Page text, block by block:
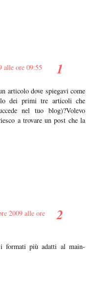
alle ore 09:55
articolo dove spiegavi come
dei primi tre articoli che
nel tuo blog)?Volevo
a trovare un post che la
2009 alle ore
più adatti al main-